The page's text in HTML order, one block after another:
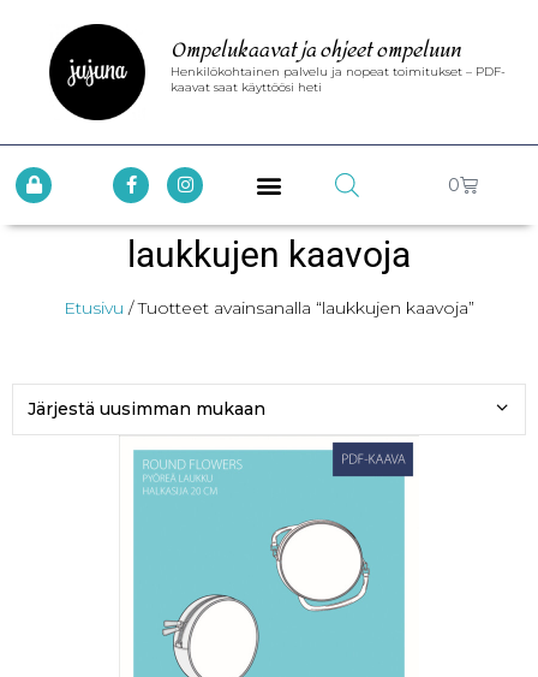
Ompelukaavat ja ohjeet ompeluun
Henkilökohtainen palvelu ja nopeat toimitukset – PDF-
kaavat saat käyttöösi heti
0
laukkujen kaavoja
Etusivu / Tuotteet avainsanalla “laukkujen kaavoja”